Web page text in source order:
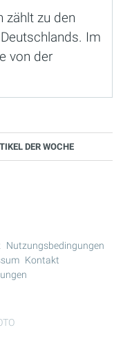
zählt zu den
Im
von der
DER WOCHE
Nutzungsbedingungen
Kontakt